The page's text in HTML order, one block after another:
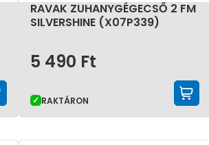
KOSÁRBA TESZEM
RAVAK ZUHANYGÉGECSŐ 2 FM
SILVERSHINE (X07P339)
5 490 Ft
RAKTÁRON